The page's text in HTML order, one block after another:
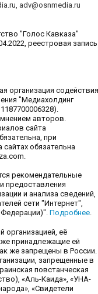
, adv@osnmedia.ru
"Голос Кавказа"
реестровая запись
организация содействия
"Медиахолдинг
авторов.
сайта
при
сайтах обязательна
рекомендательные
предоставления
и анализа сведений,
сети "Интернет",
Федерации)". Подробнее.
организацией, её
принадлежащие ей
же запрещены в России.
запрещенные в
повстанческая
«Аль-Каида», «УНА-
«Свидетели